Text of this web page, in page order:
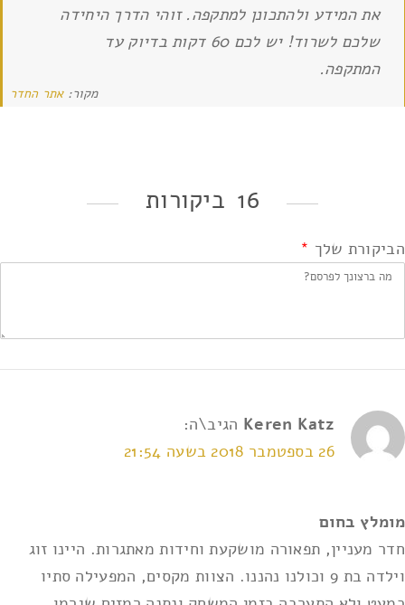
את המידע ולהתכונן למתקפה. זוהי הדרך היחידה
שלכם לשרוד! יש לכם 60 דקות בדיוק עד
המתקפה.
מקור:אתר החדר
16 ביקורות
הביקורת שלך *
Keren Katz הגיב\ה:
26 בספטמבר 2018 בשעה 21:54
מומלץ בחום
חדר מעניין, תפאורה מושקעת וחידות מאתגרות. היינו זוג
וילדה בת 9 וכולנו נהננו. הצוות מקסים, המפעילה סתיו